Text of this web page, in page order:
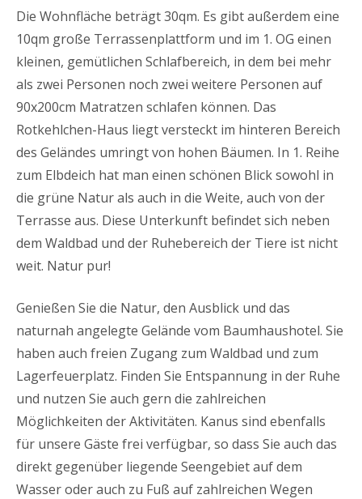
Die Wohnfläche beträgt 30qm. Es gibt außerdem eine
10qm große Terrassenplattform und im 1. OG einen
kleinen, gemütlichen Schlafbereich, in dem bei mehr
als zwei Personen noch zwei weitere Personen auf
90x200cm Matratzen schlafen können. Das
Rotkehlchen-Haus liegt versteckt im hinteren Bereich
des Geländes umringt von hohen Bäumen. In 1. Reihe
zum Elbdeich hat man einen schönen Blick sowohl in
die grüne Natur als auch in die Weite, auch von der
Terrasse aus. Diese Unterkunft befindet sich neben
dem Waldbad und der Ruhebereich der Tiere ist nicht
weit. Natur pur!
Genießen Sie die Natur, den Ausblick und das
naturnah angelegte Gelände vom Baumhaushotel. Sie
haben auch freien Zugang zum Waldbad und zum
Lagerfeuerplatz. Finden Sie Entspannung in der Ruhe
und nutzen Sie auch gern die zahlreichen
Möglichkeiten der Aktivitäten. Kanus sind ebenfalls
für unsere Gäste frei verfügbar, so dass Sie auch das
direkt gegenüber liegende Seengebiet auf dem
Wasser oder auch zu Fuß auf zahlreichen Wegen